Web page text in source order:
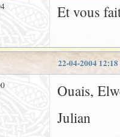
Et vous
22-04-2004 12:18
Ouais,
Julian